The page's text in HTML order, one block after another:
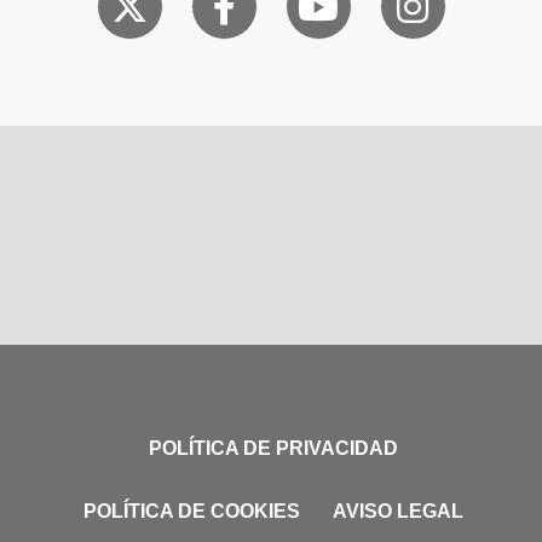
POLÍTICA DE PRIVACIDAD
POLÍTICA DE COOKIES AVISO LEGAL